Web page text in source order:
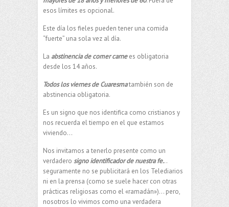
esos límites es opcional.
Este día los fieles pueden tener una comida
“fuerte” una sola vez al día.
La abstinencia de comer carnees obligatoria
desde los 14 años.
Todos los viernes de Cuaresmatambién son de
abstinencia obligatoria.
Es un signo que nos identifica como cristianos y
nos recuerda el tiempo en el que estamos
viviendo…
Nos invitamos a tenerlo presente como un
verdadero signo identificador de nuestra fe...
seguramente no se publicitará en los Telediarios
ni en la prensa (como se suele hacer con otras
prácticas religiosas como el «ramadán»)… pero,
nosotros lo vivimos como una verdadera